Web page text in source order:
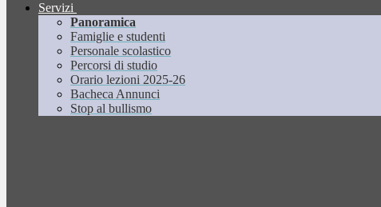
Servizi
Panoramica
Famiglie e studenti
Personale scolastico
Percorsi di studio
Orario lezioni 2025-26
Bacheca Annunci
Stop al bullismo